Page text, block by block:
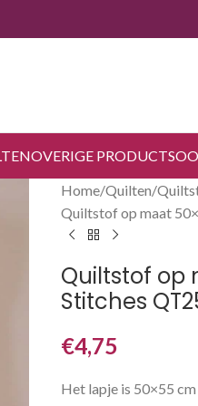
OVERIGE
Home Quilten
Quiltstof op maat
Quiltstof op
Stitches
€4,75
Het lapje is 50×55 cm